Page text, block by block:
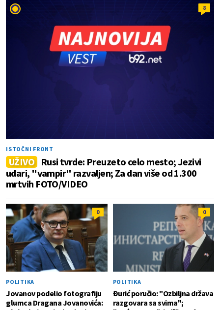
8
ISTOČNI FRONT
UŽIVO Rusi tvrde: Preuzeto celo mesto; Jezivi
udari, "vampir" razvaljen; Za dan više od 1.300
mrtvih FOTO/VIDEO
0
POLITIKA
Jovanov podelio fotografiju
glumca Dragana Jovanovića:
0
POLITIKA
Đurić poručio: "Ozbiljna država
razgovara sa svima";